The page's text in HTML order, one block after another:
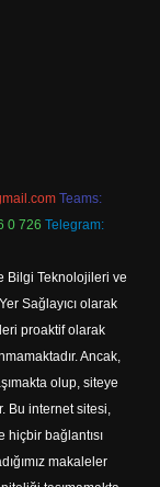
Teams:
0 726 Telegram:
Bilgi Teknolojileri ve
Sağlayıcı olarak
proaktif olarak
Ancak,
olup, siteye
Bu internet sitesi,
hiçbir bağlantısı
makaleler